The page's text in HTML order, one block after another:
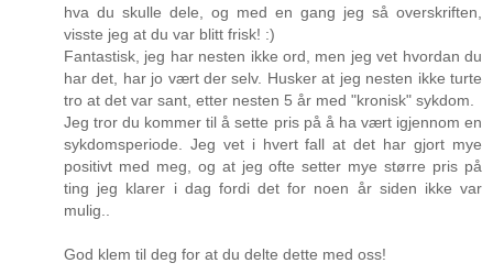
hva du skulle dele, og med en gang jeg så overskriften,
visste jeg at du var blitt frisk! :)
Fantastisk, jeg har nesten ikke ord, men jeg vet hvordan du
har det, har jo vært der selv. Husker at jeg nesten ikke turte
tro at det var sant, etter nesten 5 år med "kronisk" sykdom.
Jeg tror du kommer til å sette pris på å ha vært igjennom en
sykdomsperiode. Jeg vet i hvert fall at det har gjort mye
positivt med meg, og at jeg ofte setter mye større pris på
ting jeg klarer i dag fordi det for noen år siden ikke var
mulig..
God klem til deg for at du delte dette med oss!